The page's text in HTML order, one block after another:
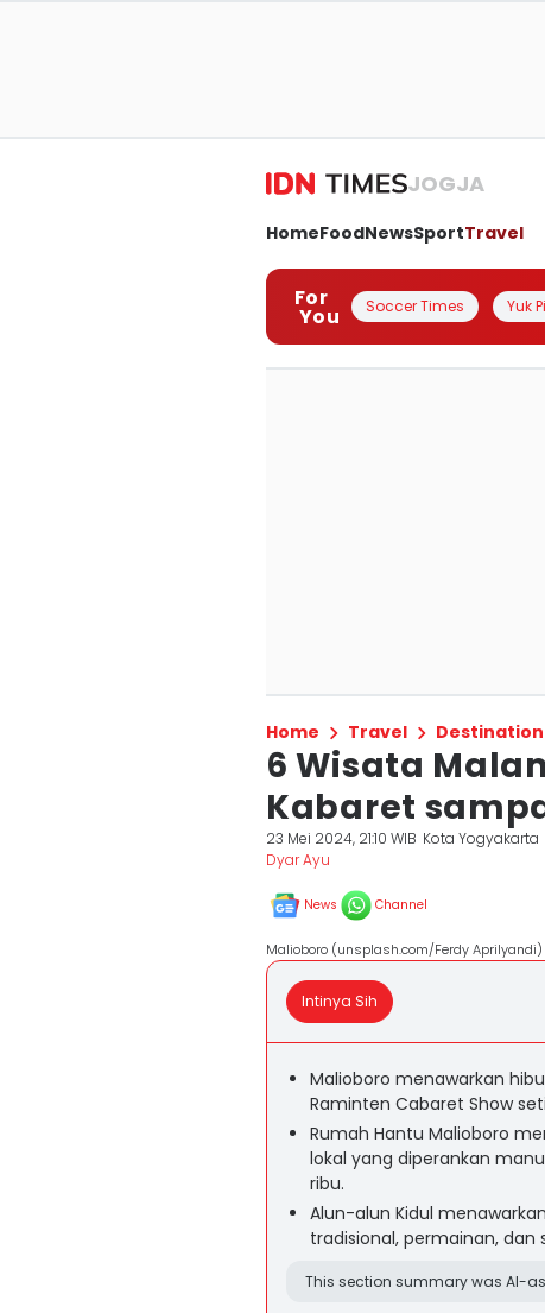
JOGJA
HomeFoodNewsSportTravel
For
You Soccer Times Yuk
Home Travel Destination
6 Wisata
Kabaret
23 Mei 2024, 21:10 WIB Kota Yogyakarta
Dyar Ayu
News Channel
Malioboro (unsplash.com/Ferdy Aprilyandi)
Intinya Sih
Malioboro menawarkan
Raminten Cabaret Show
Rumah Hantu Malioboro
lokal yang diperankan
ribu.
Alun-alun Kidul
tradisional, permainan, dan
This section summary was AI-